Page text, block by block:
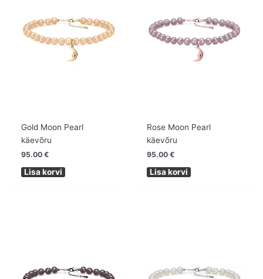
Gold Moon Pearl
käevõru
95.00€
Lisa korvi
Rose Moon Pearl
käevõru
95.00€
Lisa korvi